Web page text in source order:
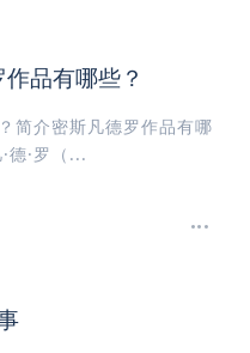
品有哪些？
简介密斯凡德罗作品有哪
德·罗（...